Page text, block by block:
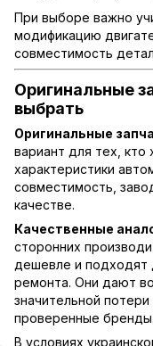
При выборе важно
модификацию
совместимость
Оригинальные
выбрать
Оригинальные
вариант для тех, кто
характеристики
совместимость,
качестве.
Качественные
сторонних
дешевле и подходят
ремонта. Они дают
значительной
проверенные бренды.
В условиях